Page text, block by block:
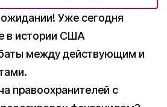
Уже сегодня
в истории США
между действующим и
правоохранителей с